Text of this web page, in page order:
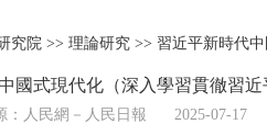
究院 >> 理論研究 >> 習近平新時代
國式現代化（深入學習貫徹習
： 人民網－人民日報 2025-07-17